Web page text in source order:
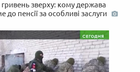
гривень зверху: кому держава
до пенсії за особливі заслуги